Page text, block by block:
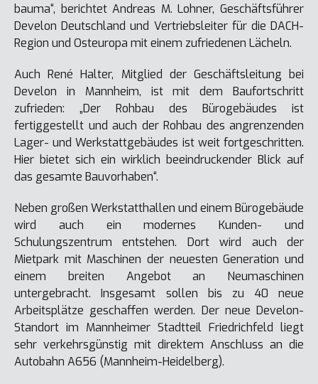
bauma“, berichtet Andreas M. Lohner, Geschäftsführer
Develon Deutschland und Vertriebsleiter für die DACH-
Region und Osteuropa mit einem zufriedenen Lächeln.
Auch René Halter, Mitglied der Geschäftsleitung bei
Develon in Mannheim, ist mit dem Baufortschritt
zufrieden: „Der Rohbau des Bürogebäudes ist
fertiggestellt und auch der Rohbau des angrenzenden
Lager- und Werkstattgebäudes ist weit fortgeschritten.
Hier bietet sich ein wirklich beeindruckender Blick auf
das gesamte Bauvorhaben“.
Neben großen Werkstatthallen und einem Bürogebäude
wird auch ein modernes Kunden- und
Schulungszentrum entstehen. Dort wird auch der
Mietpark mit Maschinen der neuesten Generation und
einem breiten Angebot an Neumaschinen
untergebracht. Insgesamt sollen bis zu 40 neue
Arbeitsplätze geschaffen werden. Der neue Develon-
Standort im Mannheimer Stadtteil Friedrichfeld liegt
sehr verkehrsgünstig mit direktem Anschluss an die
Autobahn A656 (Mannheim-Heidelberg).